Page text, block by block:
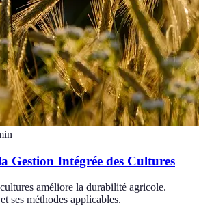
Gestion Intégrée des Cultures
améliore la durabilité agricole.
ses méthodes applicables.